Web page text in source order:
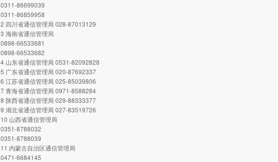
0311-86699039
0311-86859958
2 四川省通信管理局 028-87013129
3 海南省通信管理局
0898-66533681
0898-66533682
4 山东省通信管理局 0531-82092828
5 广东省通信管理局 020-87692337
6 江苏省通信管理局 025-85039806
7 青海省通信管理局 0971-8588284
8 陕西省通信管理局 029-88333377
9 湖北省通信管理局 027-83519726
10 山西省通信管理局
0351-8788032
0351-8788039
11 内蒙古自治区通信管理局
0471-6684145